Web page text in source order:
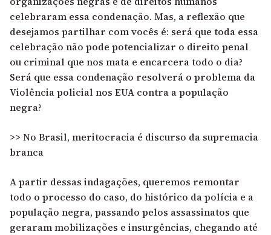
celebraram essa condenação. Mas, a reflexão que
desejamos partilhar com vocês é: será que toda essa
celebração não pode potencializar o direito penal
ou criminal que nos mata e encarcera todo o dia?
Será que essa condenação resolverá o problema da
Violência policial nos EUA contra a população
negra?
>> No Brasil, meritocracia é discurso da supremacia
branca
A partir dessas indagações, queremos remontar
todo o processo do caso, do histórico da polícia e a
população negra, passando pelos assassinatos que
geraram mobilizações e insurgências, chegando até